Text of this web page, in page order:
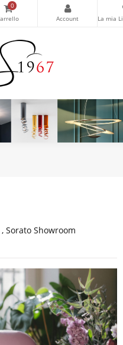
0
, Sorato Showroom